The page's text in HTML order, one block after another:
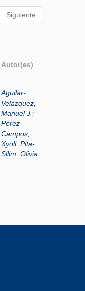
Siguiente
Autor(es)
Aguilar-
Velázquez,
Manuel J. ;
Pérez-
Campos,
Xyoli; Pita-
Sllim, Olivia